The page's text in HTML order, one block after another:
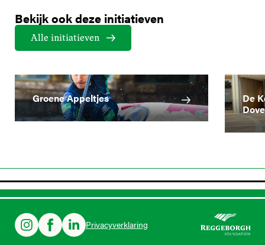
Bekijk ook deze initiatieven
Alle initiatieven
Groene Appeltjes
De
Privacyverklaring